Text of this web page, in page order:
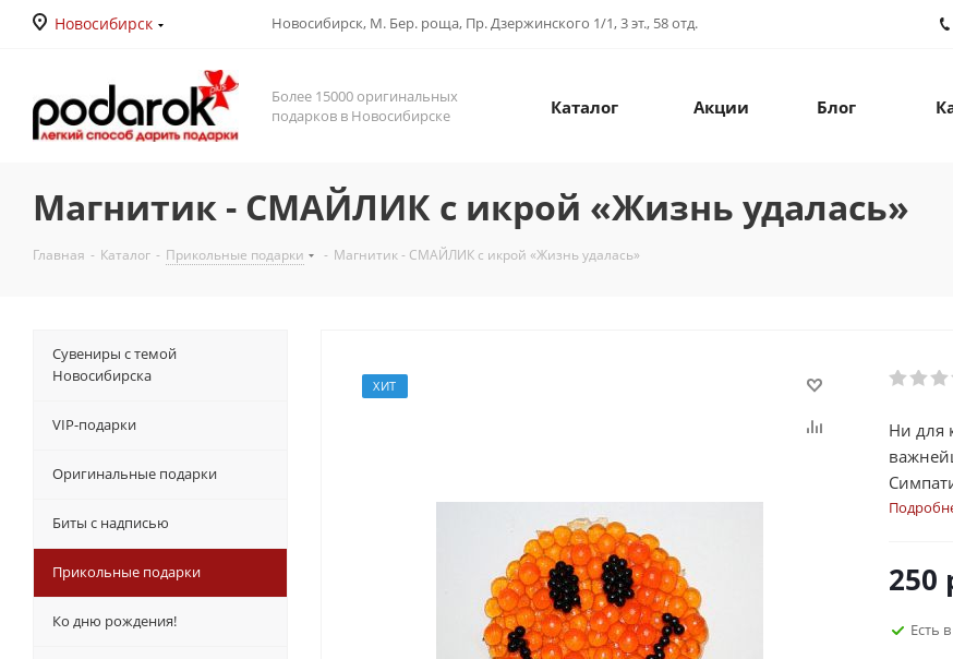
Новосибирск Новосибирск, М. Бер. роща, Пр. Дзержинского 1/1, 3 эт., 58 отд.
Более 15000 оригинальных
подарков в Новосибирске
Каталог Акции Блог
Магнитик - СМАЙЛИК с икрой «Жизнь удалась»
Главная - Каталог - Прикольные подарки - Магнитик - СМАЙЛИК с икрой «Жизнь удалась»
ХИТ
Ни для
икры.
250
Есть
Сувениры с темой
Новосибирска
VIP-подарки
Оригинальные подарки
Биты с надписью
Прикольные подарки
Ко дню рождения!